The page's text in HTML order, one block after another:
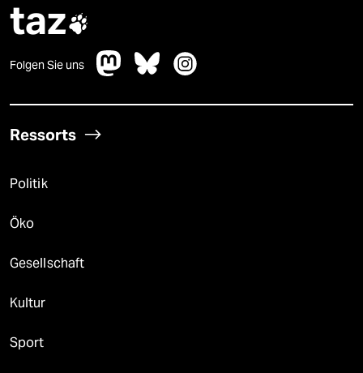
taz
Folgen Sie uns
Ressorts
Politik
Öko
Gesellschaft
Kultur
Sport